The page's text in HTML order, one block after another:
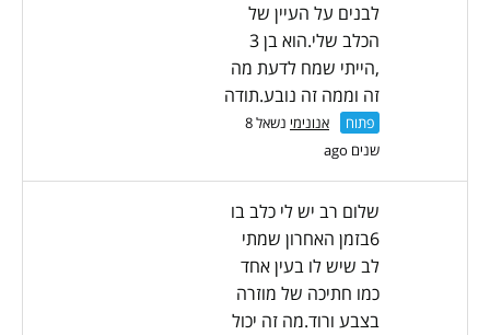
לבנים על העיין של
הכלב שלי.הוא בן 3
,הייתי שמח לדעת מה
זה וממה זה נובע.תודה
פתוח אנונימי
נשאל 8
שנים ago
שלום רב יש לי כלב בו
6בזמן האחרון שמתי
לב שיש לו בעין אחד
כמו חתיכה של מוזרה
בצבע ורוד.מה זה יכול